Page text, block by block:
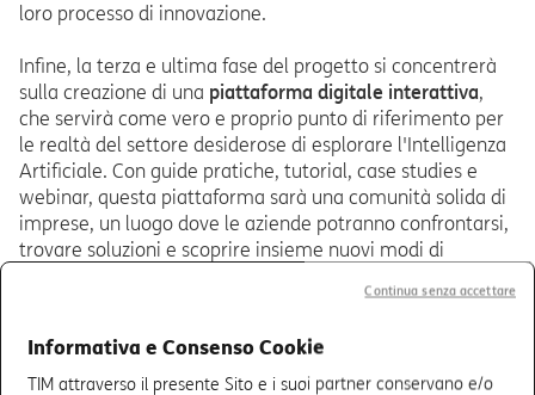
loro processo di innovazione.
Infine, la terza e ultima fase del progetto si concentrerà
sulla creazione di una piattaforma digitale interattiva,
che servirà come vero e proprio punto di riferimento per
le realtà del settore desiderose di esplorare l'Intelligenza
Artificiale. Con guide pratiche, tutorial, case studies e
webinar, questa piattaforma sarà una comunità solida di
imprese, un luogo dove le aziende potranno confrontarsi,
trovare soluzioni e scoprire insieme nuovi modi di
creazione di una grande piattaforma digitale, l’iniziativa
“Fashion AI” rappresenta un'opportunità unica per le
Informativa e Consenso Cookie
TIM attraverso il presente Sito e i suoi partner conservano e/o
Continua senza accettare